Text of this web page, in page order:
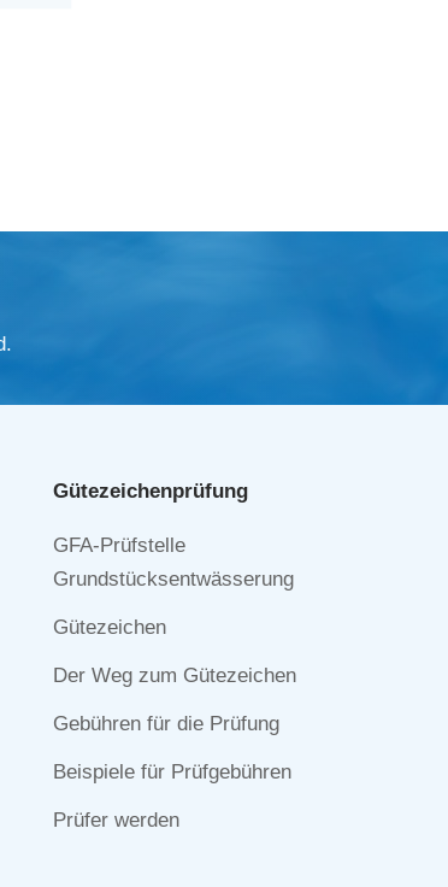
Gütezeichen­prüfung
Navigation
überspringen
GFA-Prüfstelle
Grundstücksentwässerung
Gütezeichen
Der Weg zum Gütezeichen
Gebühren für die Prüfung
Beispiele für Prüfgebühren
Prüfer werden